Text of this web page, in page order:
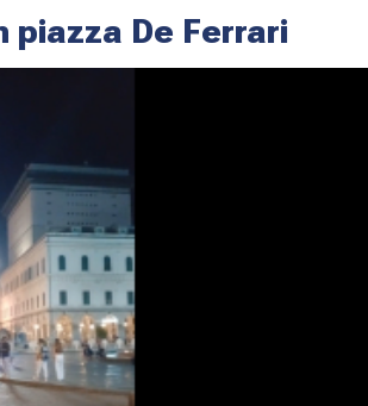
piazza De Ferrari